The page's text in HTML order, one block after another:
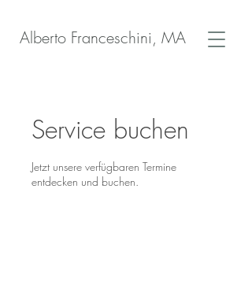
Alberto Franceschini, MA
Service buchen
Jetzt unsere verfügbaren Termine
entdecken und buchen.